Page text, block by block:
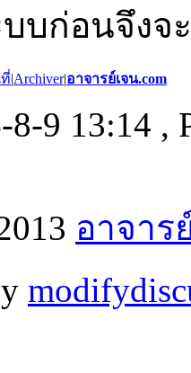
บก่อนจึงจ
|Archiver|อาจารย์เจน.com
8-9 13:14 ,
อาจาร